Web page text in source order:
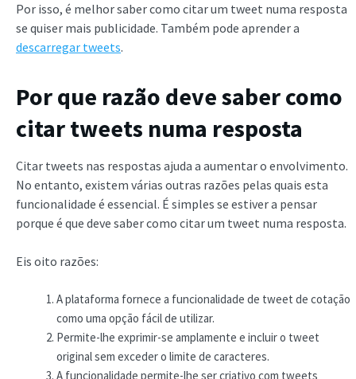
Por isso, é melhor saber como citar um tweet numa resposta
se quiser mais publicidade. Também pode aprender a
descarregar tweets.
Por que razão deve saber como
citar tweets numa resposta
Citar tweets nas respostas ajuda a aumentar o envolvimento.
No entanto, existem várias outras razões pelas quais esta
funcionalidade é essencial. É simples se estiver a pensar
porque é que deve saber como citar um tweet numa resposta.
Eis oito razões:
A plataforma fornece a funcionalidade de tweet de cotação
como uma opção fácil de utilizar.
Permite-lhe exprimir-se amplamente e incluir o tweet
original sem exceder o limite de caracteres.
A funcionalidade permite-lhe ser criativo com tweets